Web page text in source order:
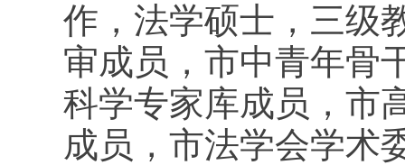
作，法学硕士，三级
审成员，市中青年骨
科学专家库成员，市
成员，市法学会学术